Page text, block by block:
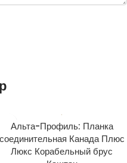
Альта-Профиль: Планка
соединительная Канада Плюс
Люкс Корабельный брус